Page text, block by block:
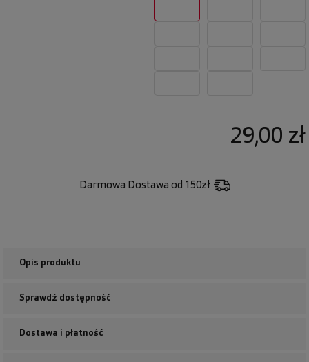
29,00 zł
Darmowa Dostawa od 150zł
Opis produktu
Sprawdź dostępność
Dostawa i płatność